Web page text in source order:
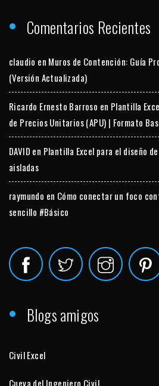
Comentarios Recientes
claudio en Muros de Contención: Guía
(Versión Actualizada)
Ricardo Ernesto Barroso en Plantilla
de Precios Unitarios (APU) | Formato
DAVID en Plantilla Excel para el diseño
aisladas
raymundo en Cómo conectar un foco
sencillo #Básico
Blogs amigos
Civil Excel
Cueva del Ingeniero Civil